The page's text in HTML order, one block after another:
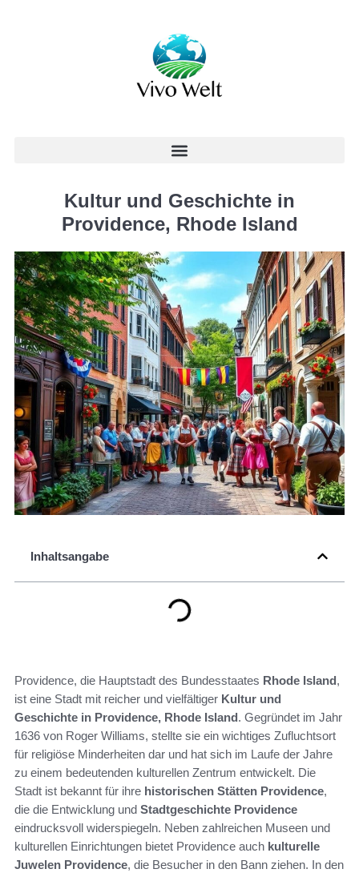
Kultur und Geschichte in
Providence, Rhode Island
Inhaltsangabe
Providence, die Hauptstadt des Bundesstaates Rhode Island,
ist eine Stadt mit reicher und vielfältiger Kultur und
Geschichte in Providence, Rhode Island. Gegründet im Jahr
1636 von Roger Williams, stellte sie ein wichtiges Zufluchtsort
für religiöse Minderheiten dar und hat sich im Laufe der Jahre
zu einem bedeutenden kulturellen Zentrum entwickelt. Die
Stadt ist bekannt für ihre historischen Stätten Providence,
die die Entwicklung und Stadtgeschichte Providence
eindrucksvoll widerspiegeln. Neben zahlreichen Museen und
kulturellen Einrichtungen bietet Providence auch kulturelle
Juwelen Providence, die Besucher in den Bann ziehen. In den